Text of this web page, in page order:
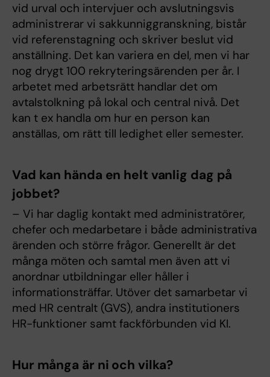
vid urval och intervjuer och avslutningsvis
administrerar vi sakkunniggranskning, bistår
vid referenstagning och skriver beslut vid
anställning. Det kan variera en del, men vi har
nog drygt 100 rekryteringsärenden per år. I
arbetet med arbetsrätt handlar det om
avtalstolkning på lokal och central nivå. Det
kan t ex handla om hur en person kan
anställas, om rätt till ledighet eller semester.
Vad kan hända en helt vanlig dag på
jobbet?
– Vi har daglig kontakt med administratörer,
chefer och medarbetare i både administrativa
ärenden och större frågor. Generellt är det
många möten och samtal men även att vi
anordnar utbildningar eller håller i
informationsträffar. Utöver det samarbetar vi
med HR centralt (GVS), andra institutioners
HR-funktioner samt fackförbunden vid KI.
Hur många är ni och vilka?